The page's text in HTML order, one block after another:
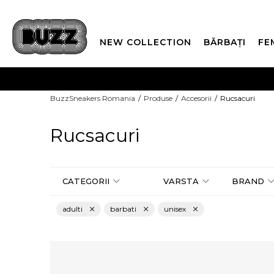
NEW COLLECTION BĂRBAȚI
CUMPĂRĂ ACUM,
BuzzSneakers Romania Produse Accesorii Rucsacuri
Rucsacuri
CATEGORII VARSTA BRAND
adulti barbati unisex